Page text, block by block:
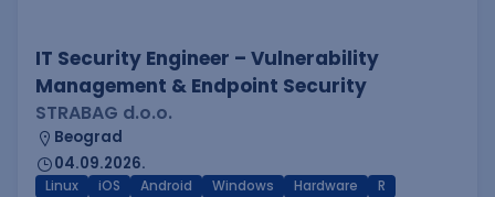
IT Security Engineer – Vulnerability
Management & Endpoint Security
STRABAG d.o.o.
Beograd
04.09.2026.
Linux iOS Android Windows Hardware
R